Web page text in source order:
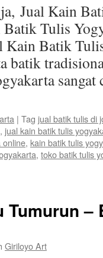
Jual Kain
Tulis
Kain Batik
batik
| Tag jual batik tulis di
, jual kain batik tulis
online, kain batik tulis
, toko batik tulis
Tumurun –
Giriloyo Art